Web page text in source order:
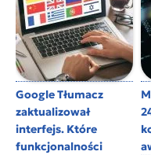
Google Tłumacz
zaktualizował
interfejs. Które
funkcjonalności